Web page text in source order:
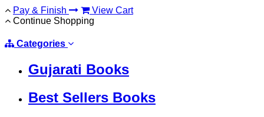
Pay & Finish
View Cart
Continue Shopping
Categories
Gujarati Books
Best Sellers Books